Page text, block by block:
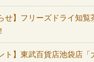
せ】フリーズドライ知
ト】東武百貨店池袋店